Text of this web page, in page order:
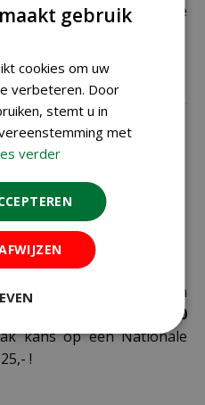
voordat je je
"Talen tools
mening! Schrijf een
"Talen tools tuinhark 10
kans op een Nationale
!
gebruik
cookies om uw
verbeteren. Door
stemt u in
met
verder